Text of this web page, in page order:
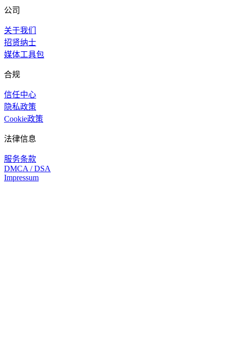
公司
关于我们
招贤纳士
媒体工具包
合规
信任中心
隐私政策
Cookie政策
法律信息
服务条款
DMCA / DSA
Impressum